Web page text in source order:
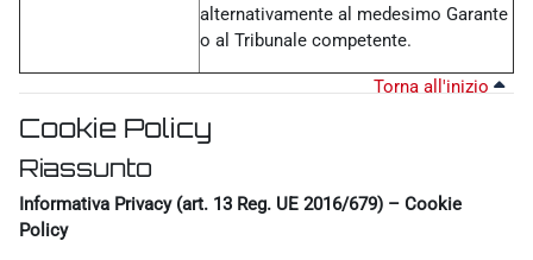
alternativamente al medesimo Garante
o al Tribunale competente.
Torna all'inizio
Cookie Policy
Riassunto
Informativa Privacy (art. 13 Reg. UE 2016/679) – Cookie
Policy